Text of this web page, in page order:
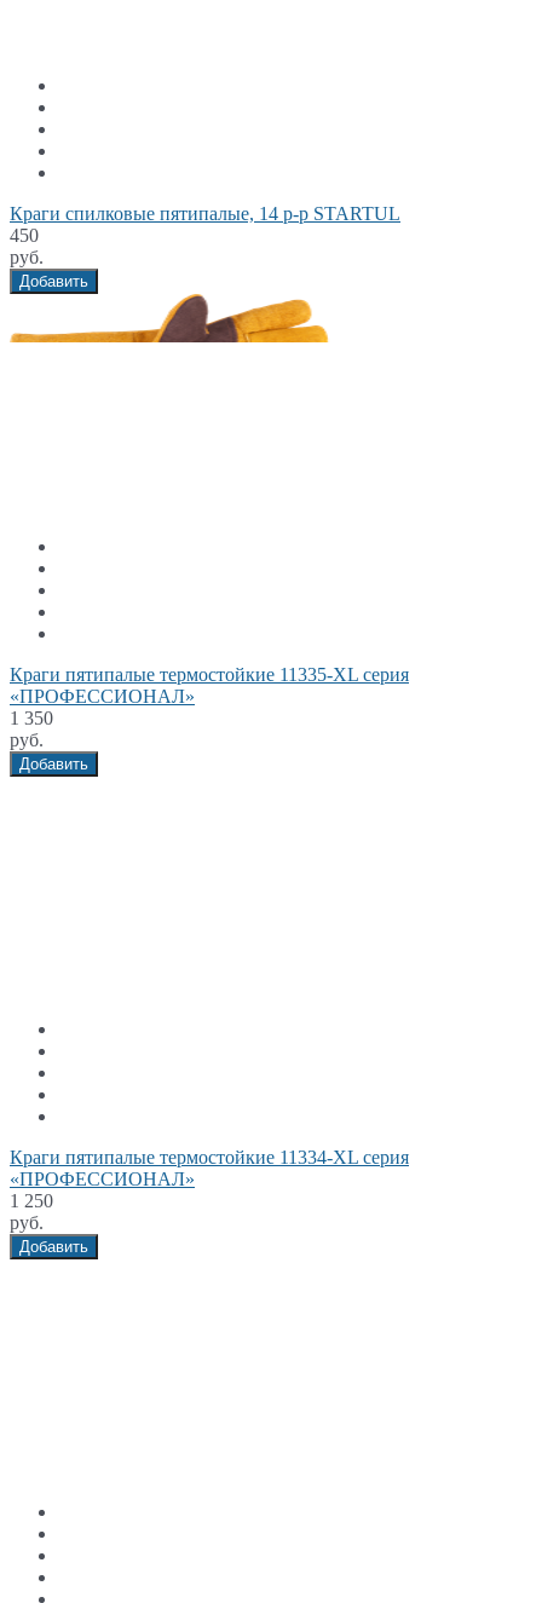
Краги спилковые пятипалые, 14 р-р STARTUL
450
руб.
Добавить
Краги пятипалые термостойкие 11335-XL серия
«ПРОФЕССИОНАЛ»
1 350
руб.
Добавить
Краги пятипалые термостойкие 11334-XL серия
«ПРОФЕССИОНАЛ»
1 250
руб.
Добавить